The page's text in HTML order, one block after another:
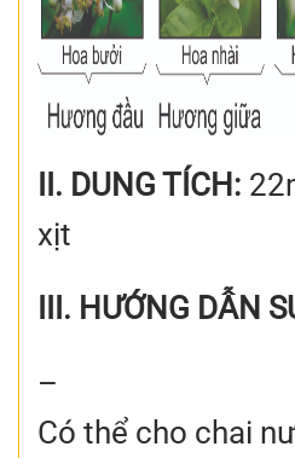
II. DUNG TÍCH:
xịt
III. HƯỚNG DẪN
–
Có thể cho chai